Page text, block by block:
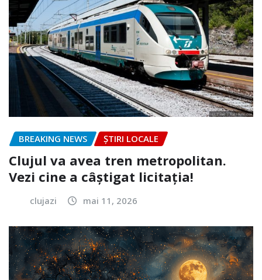
BREAKING NEWS ȘTIRI LOCALE
Clujul va avea tren metropolitan.
Vezi cine a câștigat licitația!
clujazi mai 11, 2026